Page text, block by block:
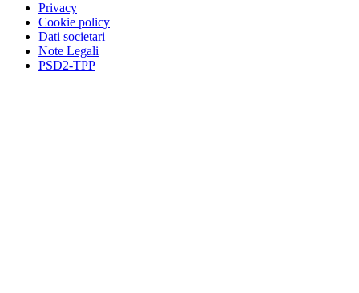
Privacy
Cookie policy
Dati societari
Note Legali
PSD2-TPP